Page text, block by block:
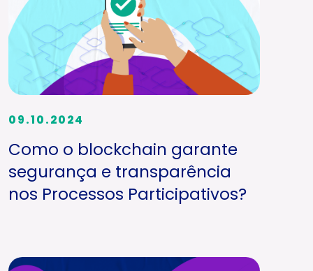
09.10.2024
Como o blockchain garante
segurança e transparência
nos Processos Participativos?